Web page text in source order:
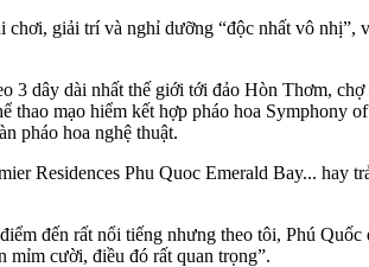
giải trí và nghỉ dưỡng “độc nhất vô nhị”,
dây dài nhất thế giới tới đảo Hòn Thơm,
mạo hiểm kết hợp pháo hoa Symphony
pháo hoa nghệ thuật.
Residences Phu Quoc Emerald Bay... hay
đến rất nổi tiếng nhưng theo tôi, Phú
mỉm cười, điều đó rất quan trọng”.